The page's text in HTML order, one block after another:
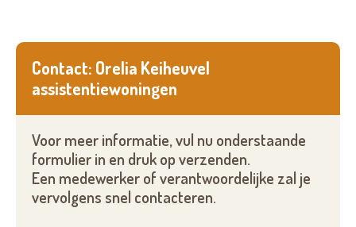
Contact: Orelia Keiheuvel
assistentiewoningen
Voor meer informatie, vul nu onderstaande
formulier in en druk op verzenden.
Een medewerker of verantwoordelijke zal je
vervolgens snel contacteren.